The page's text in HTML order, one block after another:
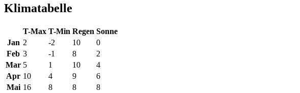
Klimatabelle
T-Max T-Min Regen Sonne
Jan 2 -2 10
0
Feb 3 -1 8
2
Mar 5 1 10
4
Apr 10 4 9
6
Mai 16 8 8
8